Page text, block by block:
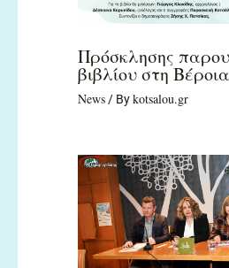
Πρόσκλησης
βιβλίου στη Βέροια
News/ Bykotsalou.gr